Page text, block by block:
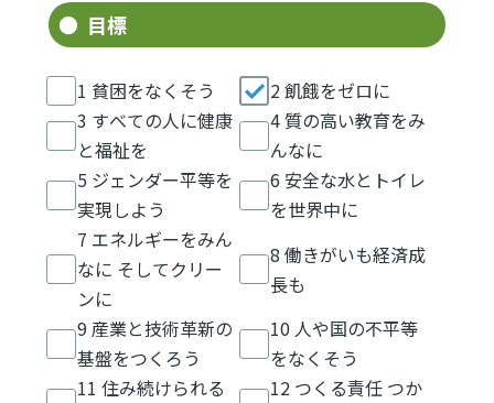
目標
1 貧困をなくそう
2 飢餓をゼロに
3 すべての人に健康
と福祉を
4 質の高い教育をみ
んなに
5 ジェンダー平等を
実現しよう
6 安全な水とトイレ
を世界中に
7 エネルギーをみん
なに そしてクリー
ンに
8 働きがいも経済成
長も
9 産業と技術革新の
基盤をつくろう
10 人や国の不平等
をなくそう
11 住み続けられる
12 つくる責任 つか